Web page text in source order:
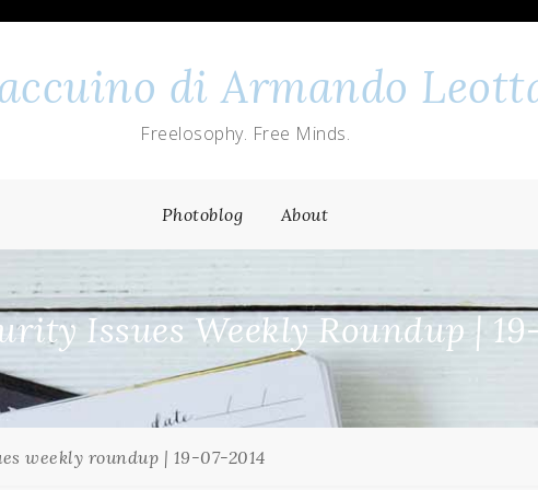
di Armando
Freelosophy. Free Minds.
Photoblog About
Issues Weekly Roundup |
weekly roundup | 19-07-2014